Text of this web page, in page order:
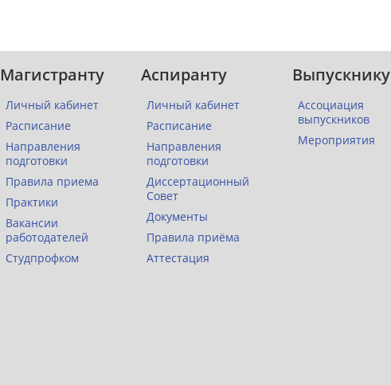
Магистранту
Личный кабинет
Расписание
Направления
подготовки
Правила приема
Практики
Вакансии
работодателей
Студпрофком
Аспиранту
Личный кабинет
Расписание
Направления
подготовки
Диссертационный
Совет
Документы
Правила приёма
Аттестация
Выпускнику
Ассоциация
выпускников
Мероприятия